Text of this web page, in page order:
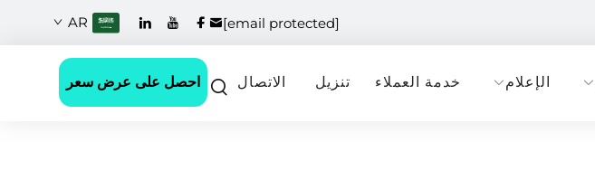
[email protected]
AR
الإعلام خدمة العملاء تنزيل الاتصال احصل على عرض سعر